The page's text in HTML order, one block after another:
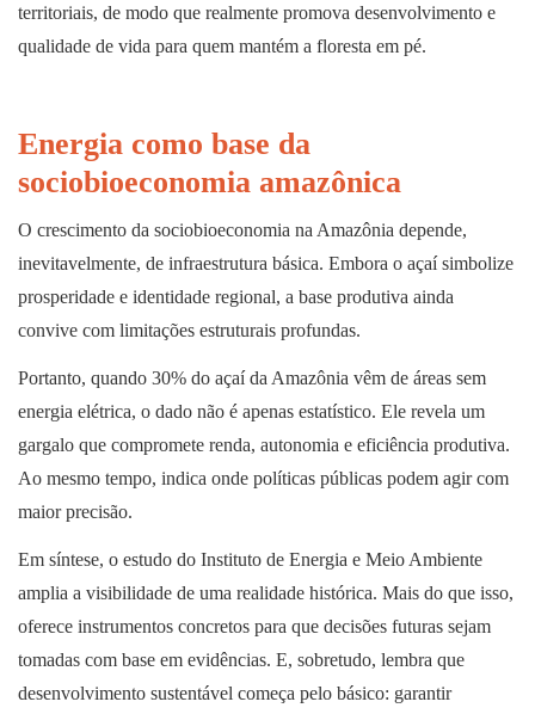
territoriais, de modo que realmente promova desenvolvimento e
qualidade de vida para quem mantém a floresta em pé.
Energia como base da
sociobioeconomia amazônica
O crescimento da sociobioeconomia na Amazônia depende,
inevitavelmente, de infraestrutura básica. Embora o açaí simbolize
prosperidade e identidade regional, a base produtiva ainda
convive com limitações estruturais profundas.
Portanto, quando 30% do açaí da Amazônia vêm de áreas sem
energia elétrica, o dado não é apenas estatístico. Ele revela um
gargalo que compromete renda, autonomia e eficiência produtiva.
Ao mesmo tempo, indica onde políticas públicas podem agir com
maior precisão.
Em síntese, o estudo do Instituto de Energia e Meio Ambiente
amplia a visibilidade de uma realidade histórica. Mais do que isso,
oferece instrumentos concretos para que decisões futuras sejam
tomadas com base em evidências. E, sobretudo, lembra que
desenvolvimento sustentável começa pelo básico: garantir